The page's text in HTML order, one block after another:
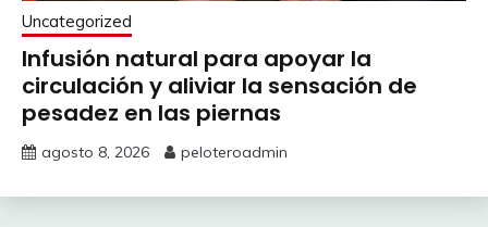
Uncategorized
Infusión natural para apoyar la
circulación y aliviar la sensación de
pesadez en las piernas
agosto 8, 2026 peloteroadmin